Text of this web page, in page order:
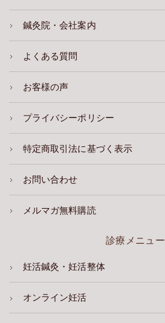
鍼灸院・会社案内
よくある質問
お客様の声
プライバシーポリシー
特定商取引法に基づく表示
お問い合わせ
メルマガ無料購読
診療メニュー
妊活鍼灸・妊活整体
オンライン妊活